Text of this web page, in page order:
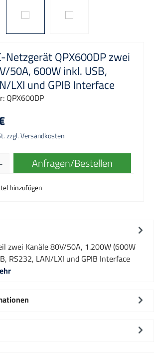
Netzgerät QPX600DP zwei
50A, 600W inkl. USB,
LXI und GPIB Interface
QPX600DP
zzgl. Versandkosten
Gib den gewünschten
Anfragen/Bestellen
hinzufügen
zwei Kanäle 80V/50A, 1.200W (600W
RS232, LAN/LXI und GPIB Interface